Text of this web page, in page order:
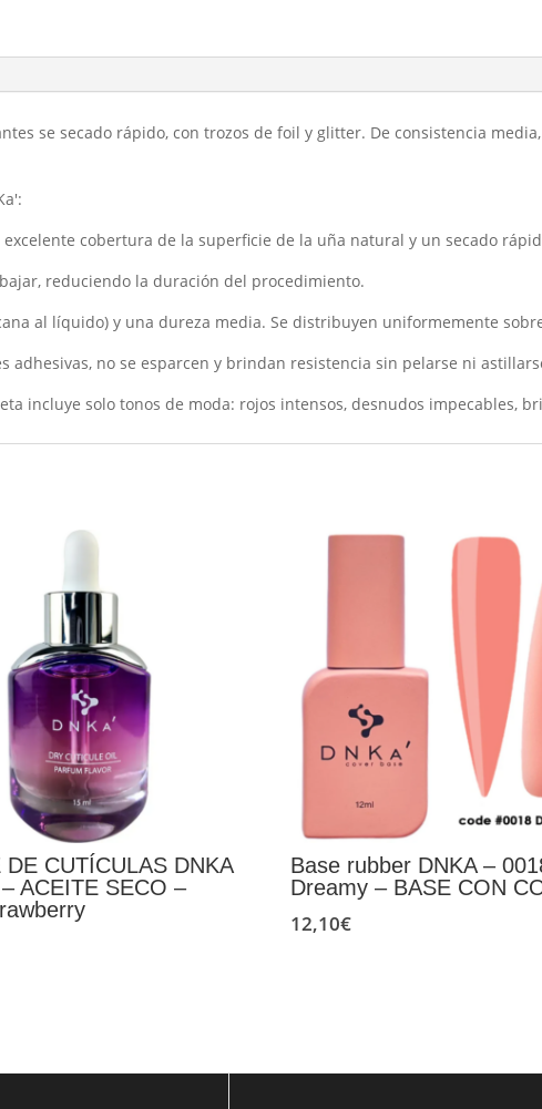
se secado rápido, con trozos de foil y glitter. De consistencia
cobertura de la superficie de la uña natural y un secado
reduciendo la duración del procedimiento.
al líquido) y una dureza media. Se distribuyen uniformemente
adhesivas, no se esparcen y brindan resistencia sin pelarse ni
incluye solo tonos de moda: rojos intensos, desnudos impecables,
DE CUTÍCULAS DNKA
ACEITE SECO –
Base rubber DNKA –
Dreamy – BASE CON
12,10€